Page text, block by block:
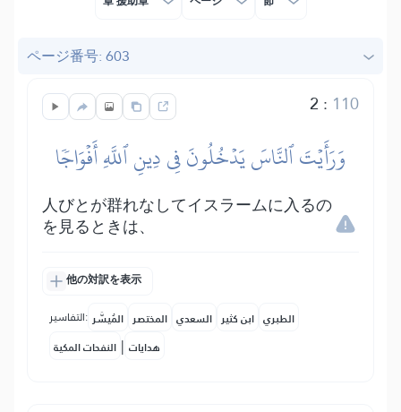
ページ番号: 603
2 : 110
وَرَأَيۡتَ ٱلنَّاسَ يَدۡخُلُونَ فِي دِينِ ٱللَّهِ أَفۡوَاجٗا
人びとが群れなしてイスラームに入るの
を見るときは、
他の対訳を表示
التفاسير: المُيسَّر المختصر السعدي ابن كثير الطبري
النفحات المكية | هدايات